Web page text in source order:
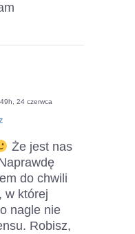
24 czerwca
Że jest nas
do chwili
w której
nagle nie
Robisz,